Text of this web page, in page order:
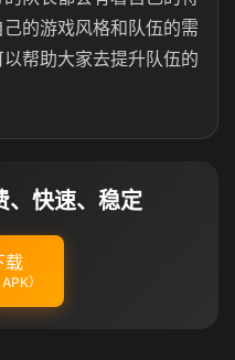
的游戏风格和队伍的需
帮助大家去提升队伍的
、快速、稳定
载
）